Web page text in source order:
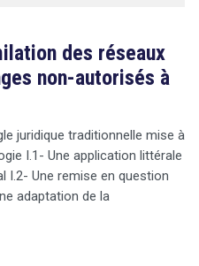
des réseaux
non-autorisés à
juridique traditionnelle mise à
I.1- Une application littérale
I.2- Une remise en question
adaptation de la